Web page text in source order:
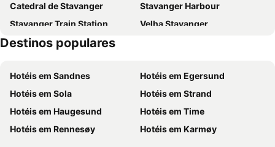
Central Guest House
Stey Stavanger
Smarthotel Forus
Quality Airport Hotel Stavanger
Thon Hotel Sandnes
Catedral de Stavanger
Stavanger Harbour
Stavanger Train Station
Velha Stavanger
Lago Breiavatnet
Sverd i fjell
Destinos populares
Hotéis em Sandnes
Hotéis em Egersund
Hotéis em Sola
Hotéis em Strand
Hotéis em Haugesund
Hotéis em Time
Hotéis em Rennesøy
Hotéis em Karmøy